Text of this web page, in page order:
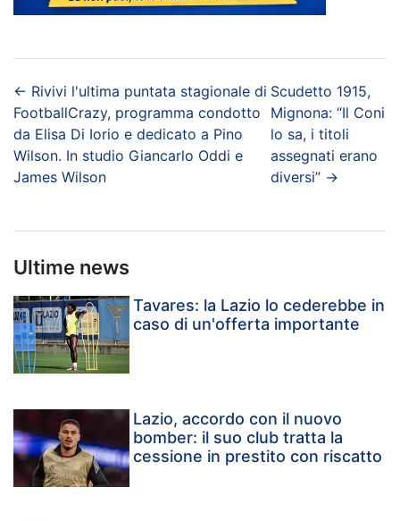
← Rivivi l'ultima puntata stagionale di
FootballCrazy, programma condotto
da Elisa Di Iorio e dedicato a Pino
Wilson. In studio Giancarlo Oddi e
James Wilson
Scudetto 1915,
Mignona: “Il Coni
lo sa, i titoli
assegnati erano
diversi”→
Ultime news
Tavares: la Lazio lo cederebbe in
caso di un'offerta importante
Lazio, accordo con il nuovo
bomber: il suo club tratta la
cessione in prestito con riscatto